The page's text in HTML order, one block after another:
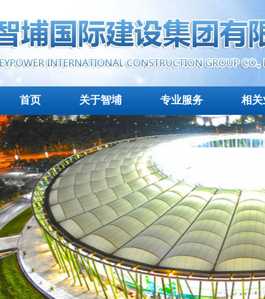
首页 关于智埔 专业服务 相关